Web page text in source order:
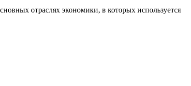
отраслях экономики, в которых используется